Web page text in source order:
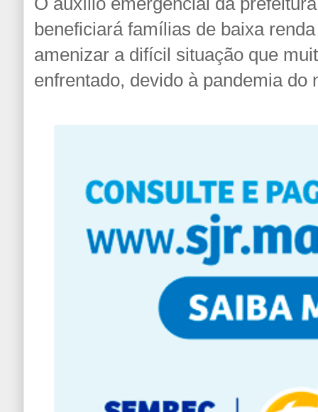
beneficiará famílias de baixa
amenizar a difícil situação que
enfrentado, devido à pandemia do